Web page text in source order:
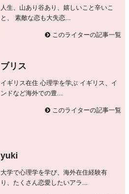
人生、山あり谷あり、嬉しいこと辛いこ
と、 素敵な恋も大失恋...
このライターの記事一覧
ブリス
イギリス在住 心理学を学ぶ イギリス、イ
ンドなど海外での豊...
このライターの記事一覧
yuki
大学で心理学を学び、海外在住経験有
り、たくさん恋愛したいアラ...